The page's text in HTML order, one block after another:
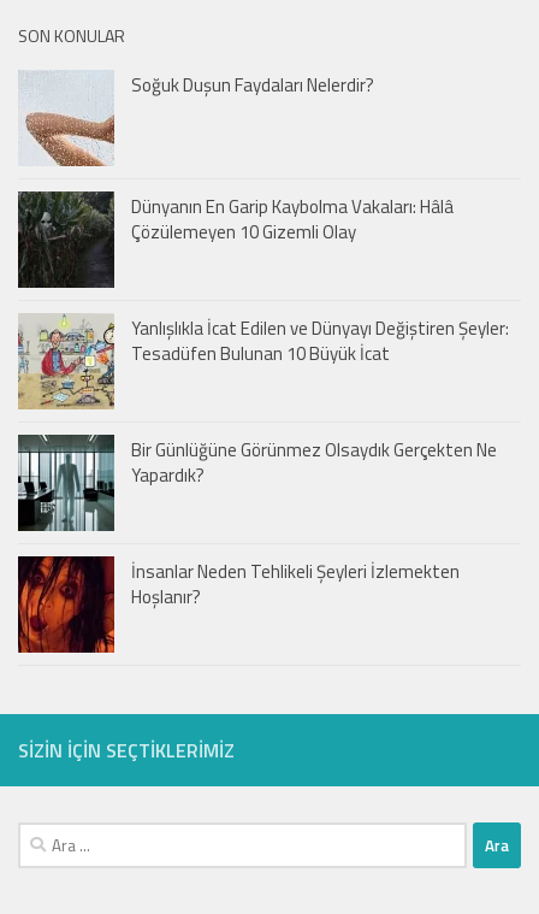
SON KONULAR
Soğuk Duşun Faydaları Nelerdir?
Dünyanın En Garip Kaybolma Vakaları: Hâlâ
Çözülemeyen 10 Gizemli Olay
Yanlışlıkla İcat Edilen ve Dünyayı Değiştiren Şeyler:
Tesadüfen Bulunan 10 Büyük İcat
Bir Günlüğüne Görünmez Olsaydık Gerçekten Ne
Yapardık?
İnsanlar Neden Tehlikeli Şeyleri İzlemekten
Hoşlanır?
SIZIN IÇIN SEÇTIKLERIMIZ
Arama: